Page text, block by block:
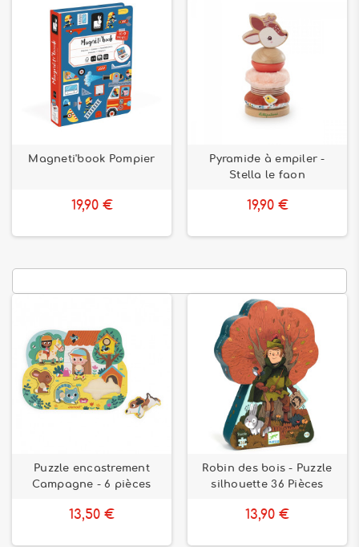
Magneti'book Pompier
19,90 €
Pyramide à empiler -
Stella le faon
19,90 €
Puzzle encastrement
Campagne - 6 pièces
13,50 €
Robin des bois - Puzzle
silhouette 36 Pièces
13,90 €